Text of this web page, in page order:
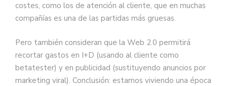
costes, como los de atención al cliente, que en muchas
compañías es una de las partidas más gruesas.
Pero también consideran que la Web 2.0 permitirá
recortar gastos en I+D (usando al cliente como
betatester) y en publicidad (sustituyendo anuncios por
marketing viral). Conclusión: estamos viviendo una época